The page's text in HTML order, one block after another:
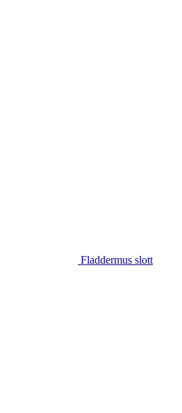
Fladdermus slott